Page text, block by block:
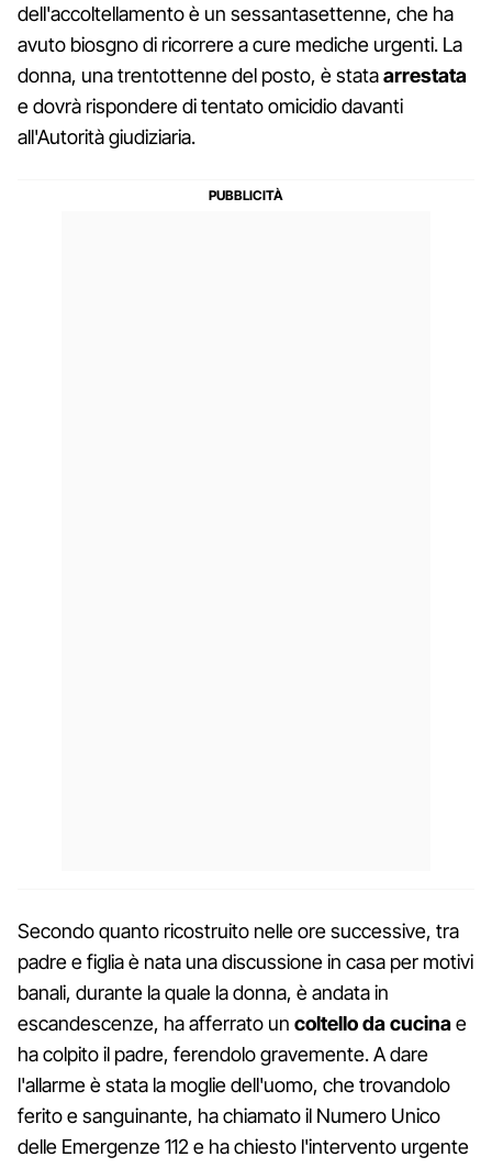
dell'accoltellamento è un sessantasettenne, che ha
avuto biosgno di ricorrere a cure mediche urgenti. La
donna, una trentottenne del posto, è stataarrestata
e dovrà rispondere di tentato omicidio davanti
all'Autorità giudiziaria.
Secondo quanto ricostruito nelle ore successive, tra
padre e figlia è nata una discussione in casa per motivi
banali, durante la quale la donna, è andata in
escandescenze, ha afferrato un coltello da cucinae
ha colpito il padre, ferendolo gravemente. A dare
l'allarme è stata la moglie dell'uomo, che trovandolo
ferito e sanguinante, ha chiamato il Numero Unico
delle Emergenze 112 e ha chiesto l'intervento urgente